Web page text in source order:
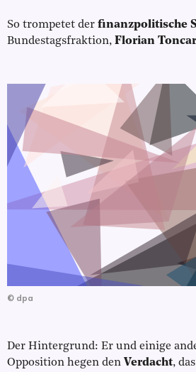
So trompetet der finanzpolitische
Bundestagsfraktion, Florian Toncar
© dpa
Der Hintergrund: Er und einige
Opposition hegen den Verdacht,